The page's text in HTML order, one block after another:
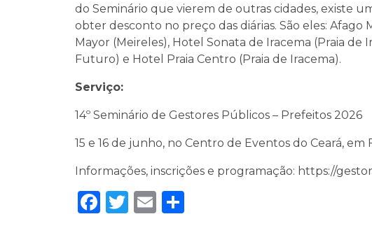
do Seminário que vierem de outras cidades, existe
obter desconto no preço das diárias. São eles:
Mayor (Meireles), Hotel Sonata de Iracema (Praia de
Futuro) e Hotel Praia Centro (Praia de Iracema).
Serviço:
14º Seminário de Gestores Públicos – Prefeitos 2026
15 e 16 de junho, no Centro de Eventos do Ceará, em
Informações, inscrições e programação: https://
Facebook
Twitter
Email